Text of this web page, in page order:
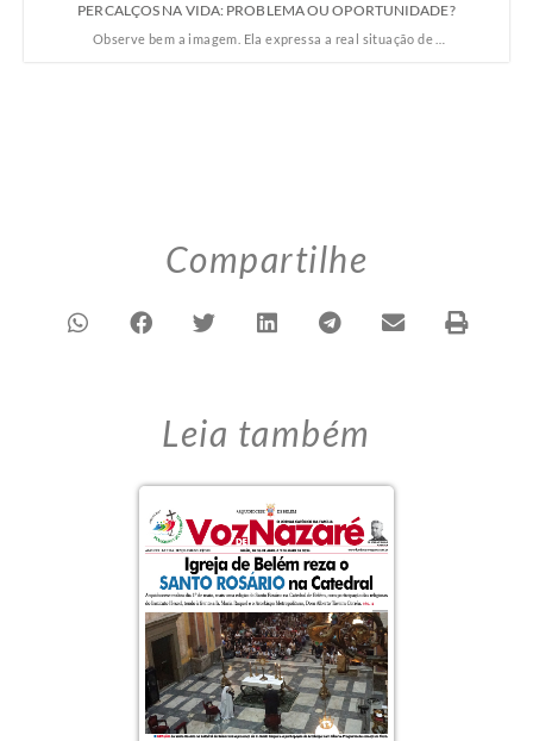
PERCALÇOS NA VIDA: PROBLEMA OU OPORTUNIDADE?
Observe bem a imagem. Ela expressa a real situação de …
Compartilhe
Leia também